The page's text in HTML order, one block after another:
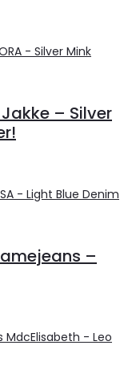
Jakke – Silver
–